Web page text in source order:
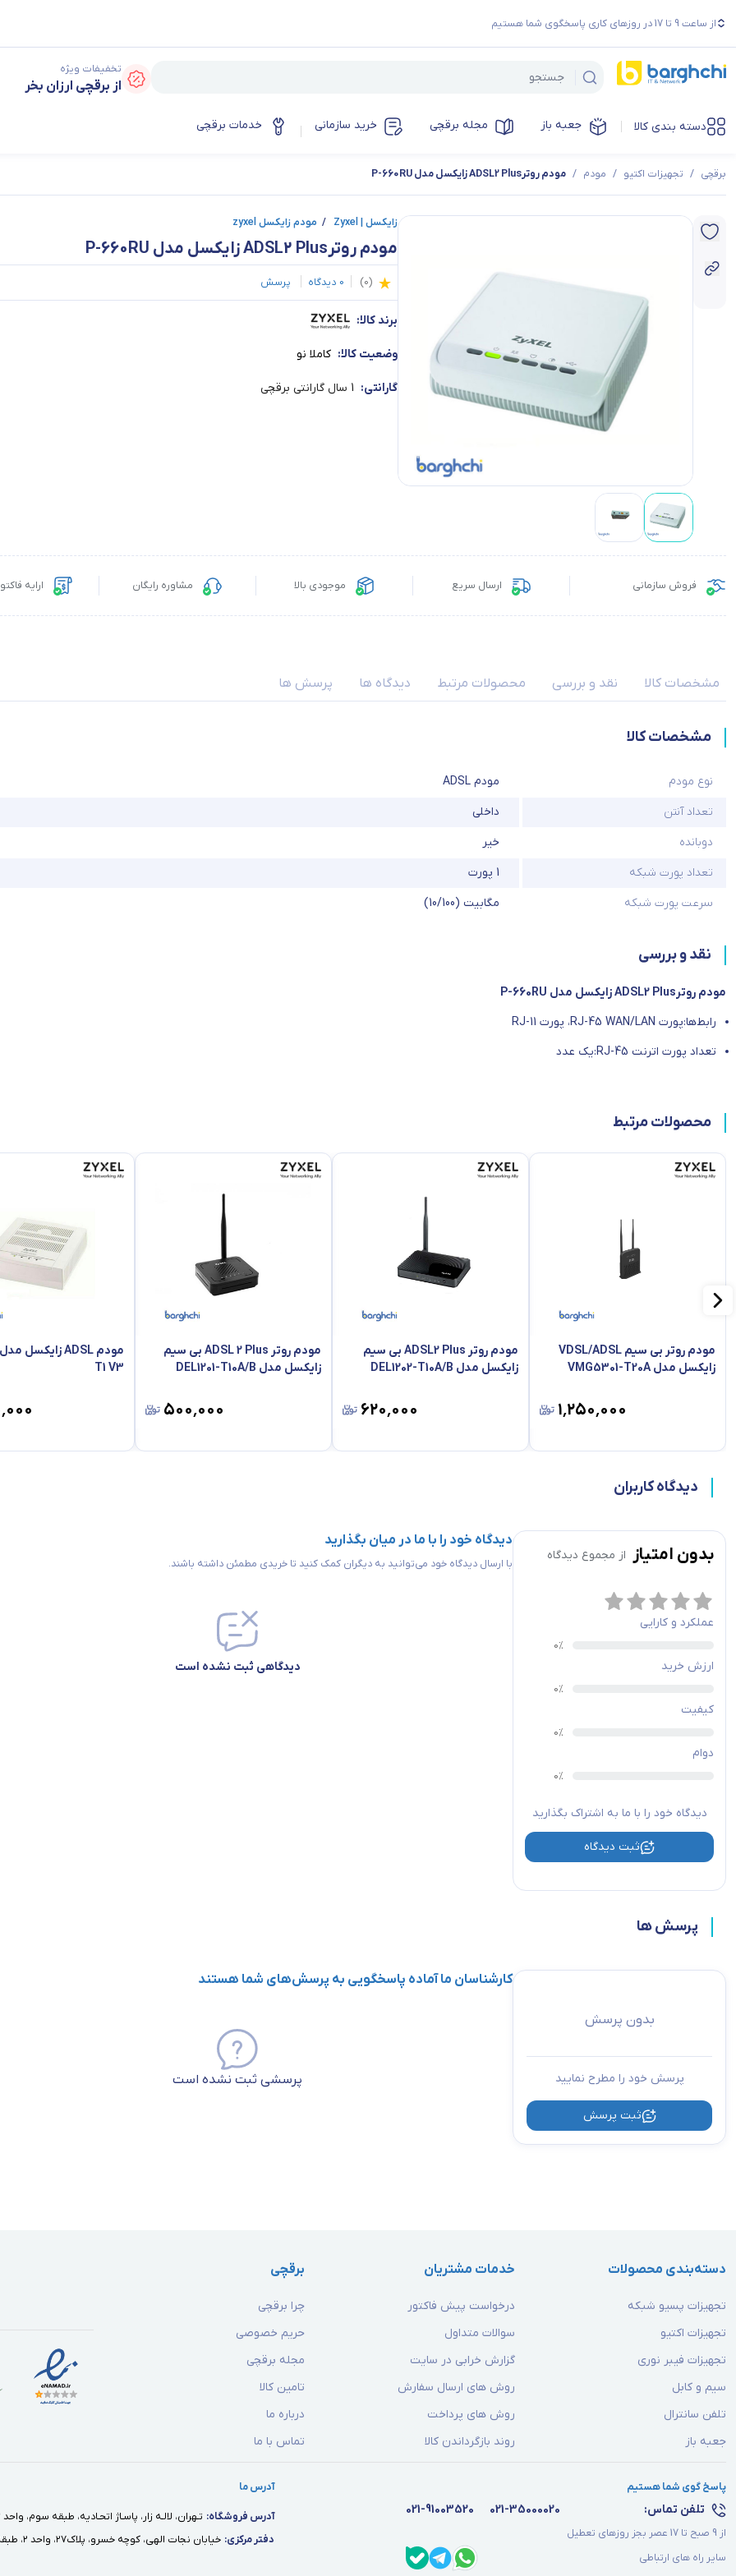
از ساعت 9 تا 17 در روزهای کاری پاسخگوی شما هستیم
تخفیفات ویژه
از برقچی ارزان بخر
دسته بندی کالا جعبه باز مجله برقچی خرید سازمانی خدمات برقچی
برقچی / تجهیزات اکتیو / مودم / مودم روترADSL2 Plus زایکسل مدل P-660RU
زایکسل | Zyxel / مودم زایکسل zyxel
مودم روترADSL2 Plus زایکسل مدل P-660RU
(
0
)
0 دیدگاه پرسش
برند کالا:
وضعیت کالا: کاملا نو
گارانتی: 1 سال گارانتی برقچی
فروش سازمانی ارسال سریع موجودی بالا مشاوره رایگان ارایه
مشخصات کالا نقد و بررسی محصولات مرتبط دیدگاه ها پرسش ها
مشخصات کالا
نوع مودم
مودم ADSL
تعداد آنتن
داخلی
دوبانده
خیر
تعداد پورت شبکه
1 پورت
سرعت پورت شبکه
مگابیت (10/100)
نقد و بررسی
مودم روترADSL2 Plus زایکسل مدل P-660RU
رابط‌‌ها:پورت RJ-45 WAN/LAN، پورت RJ-11
تعداد پورت اترنت RJ-45:یک عدد
محصولات مرتبط
مودم روتر بی سیم VDSL/ADSL
زایکسل مدل VMG5301-T20A
۱٬۲۵۰٬۰۰۰
مودم روتر ADSL2 Plus بی سیم
زایکسل مدل DEL1202-T10A/B
۶۲۰٬۰۰۰
مودم روتر ADSL 2 Plus بی سیم
زایکسل مدل DEL1201-T10A/B
۵۰۰٬۰۰۰
T1 V3
دیدگاه کاربران
بدون امتیاز از مجموع دیدگاه
عملکرد و کارایی
ارزش خرید
کیفیت
دوام
دیدگاه خود را با ما به اشتراک بگذارید
ثبت دیدگاه
دیدگاه خود را با ما در میان بگذارید
با ارسال دیدگاه خود می‌توانید به دیگران کمک کنید تا خریدی مطمئن داشته باشند.
دیدگاهی ثبت نشده است
پرسش ها
بدون پرسش
پرسش خود را مطرح نمایید
ثبت پرسش
کارشناسان ما آماده پاسخگویی به پرسش‌های شما هستند
پرسشی ثبت نشده است
دسته‌بندی محصولات
تجهیزات پسیو شبکه
تجهیزات اکتیو
تجهیزات فیبر نوری
سیم و کابل
تلفن سانترال
جعبه باز
خدمات مشتریان
درخواست پیش فاکتور
سوالات متداول
گزارش خرابی در سایت
روش های ارسال سفارش
روش های پرداخت
روند بازگرداندن کالا
برقچی
چرا برقچی
حریم خصوصی
مجله برقچی
تامین کالا
درباره ما
تماس با ما
پاسخ گوی شما هستیم
تلفن تماس:
از 9 صبح تا 17 عصر بجز روزهای تعطیل
021-35000020
021-91003520
سایر راه های ارتباطی
آدرس ما
آدرس فروشگاه: تـهران، لالـه زار، پاسـاژ اتحـاديه، طبقه سوم، واحد ١٢
دفتر مركزى: خيابان نجات الهى، كوچه خسرو، پلاك٢٧، واحد ٢، طبقه اول